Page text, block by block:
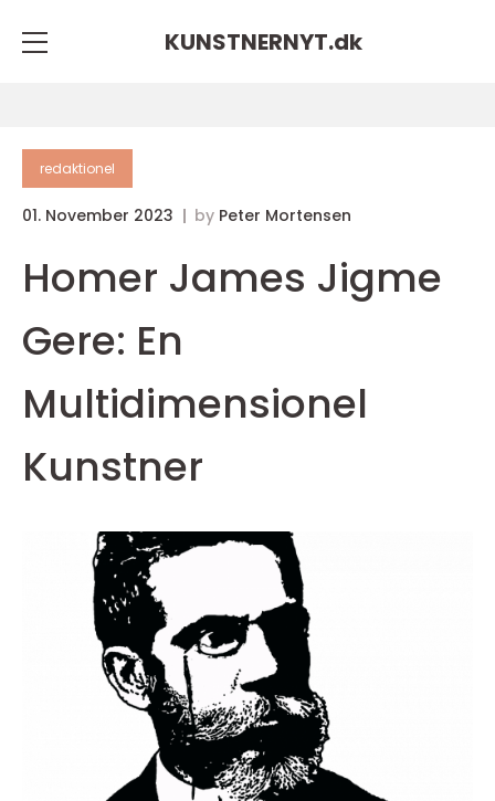
KUNSTNERNYT.dk
redaktionel
01. November 2023 by Peter Mortensen
Homer James Jigme
Gere: En
Multidimensionel
Kunstner